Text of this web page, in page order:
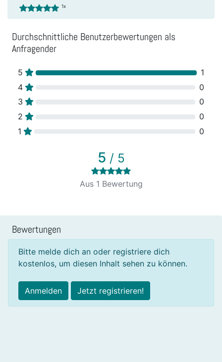
1x
Durchschnittliche Benutzerbewertungen als
Anfragender
5
1
4
0
3
0
2
0
1
0
5 / 5
Aus 1 Bewertung
Bewertungen
Bitte melde dich an oder registriere dich
kostenlos, um diesen Inhalt sehen zu können.
Anmelden Jetzt registrieren!